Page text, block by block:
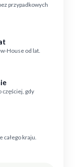
przypadkowych
House od lat.
częściej, gdy
kraju.